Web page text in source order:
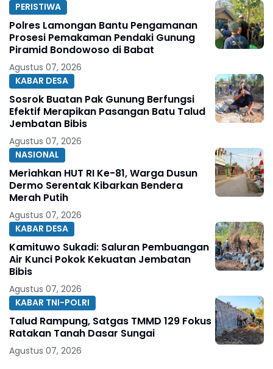
PERISTIWA
Polres Lamongan Bantu Pengamanan
Prosesi Pemakaman Pendaki Gunung
Piramid Bondowoso di Babat
Agustus 07, 2026
KABAR DESA
Sosrok Buatan Pak Gunung Berfungsi
Efektif Merapikan Pasangan Batu Talud
Jembatan Bibis
Agustus 07, 2026
NASIONAL
Meriahkan HUT RI Ke-81, Warga Dusun
Dermo Serentak Kibarkan Bendera
Merah Putih
Agustus 07, 2026
KABAR DESA
Kamituwo Sukadi: Saluran Pembuangan
Air Kunci Pokok Kekuatan Jembatan
Bibis
Agustus 07, 2026
KABAR TNI-POLRI
Talud Rampung, Satgas TMMD 129 Fokus
Ratakan Tanah Dasar Sungai
Agustus 07, 2026